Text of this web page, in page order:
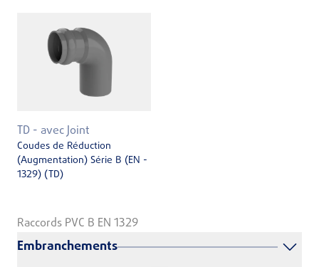
TD - avec Joint
Coudes de Réduction
(Augmentation) Série B (EN ­
1329) (TD)
Raccords PVC B EN 1329
Embranchements